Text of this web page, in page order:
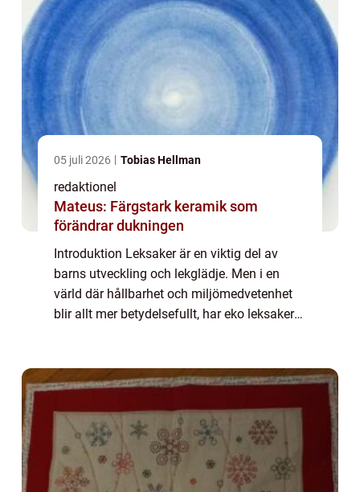
05 juli 2026 Tobias Hellman
redaktionel
Mateus: Färgstark keramik som
förändrar dukningen
Introduktion Leksaker är en viktig del av
barns utveckling och lekglädje. Men i en
värld där hållbarhet och miljömedvetenhet
blir allt mer betydelsefullt, har eko leksaker